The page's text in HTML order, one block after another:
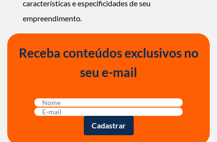
características e especificidades de seu
empreendimento.
Receba conteúdos exclusivos no
seu e-mail